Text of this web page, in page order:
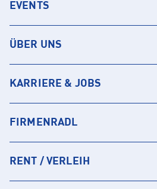
EVENTS
ÜBER UNS
KARRIERE & JOBS
FIRMENRADL
RENT / VERLEIH